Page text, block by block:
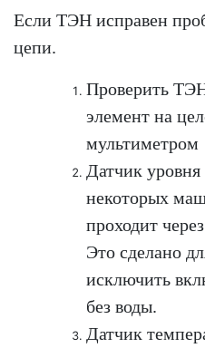
Если ТЭН исправен
цепи.
Проверить
элемент на
мультиметром
Датчик уровня
некоторых
проходит
Это сделано
исключить
без воды.
Датчик